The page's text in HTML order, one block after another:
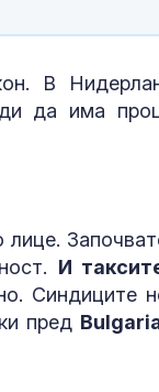
В
да има
лице.
И
Синдиците
пред